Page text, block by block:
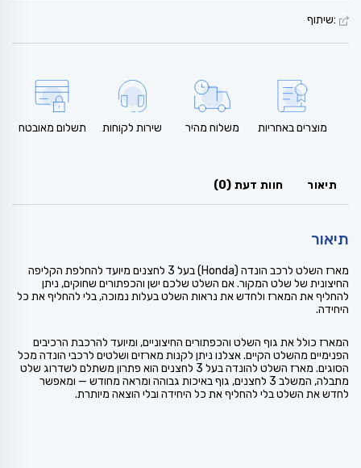
:שיתוף
מוצרים באחריות משלוח מהיר שירות לקוחות תשלום מאובטח
תיאור חוות דעת (0)
תיאור
מארז השלט לרכב הונדה (Honda) בעל 3 לחצנים מיועד להחלפת הקליפה
החיצונית של שלט המקור. אם השלט שלכם ישן והכפתורים שחוקים, ניתן
להחליף את המארז ולחדש את נראות השלט בעלות נמוכה, בלי להחליף את כל
היחידה.
המארז כולל את גוף השלט והכפתורים החיצוניים, ומיועד להרכבת הרכיבים
הפנימיים מהשלט הקיים. אצלנו ניתן לקנות מארזים ושלטים לרכבי הונדה מכל
הסוגים. מארז השלט להונדה בעל 3 לחצנים הוא פתרון משתלם לשדרוג שלט
מתבלה, המשלב 3 לחצנים, גוף באיכות גבוהה ומראה מחודש — ומאפשר
לחדש את השלט בלי להחליף את כל היחידה ובלי הוצאה מיותרת.